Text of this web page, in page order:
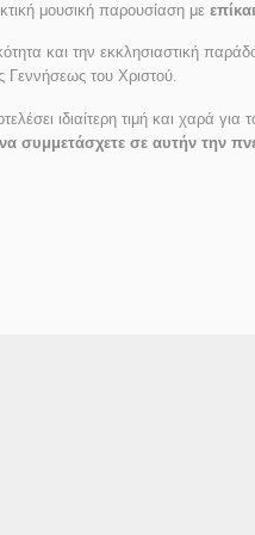
μουσική παρουσίαση με
και την εκκλησιαστική
Γεννήσεως του Χριστού.
ιδιαίτερη τιμή και χαρά για
συμμετάσχετε σε αυτήν την